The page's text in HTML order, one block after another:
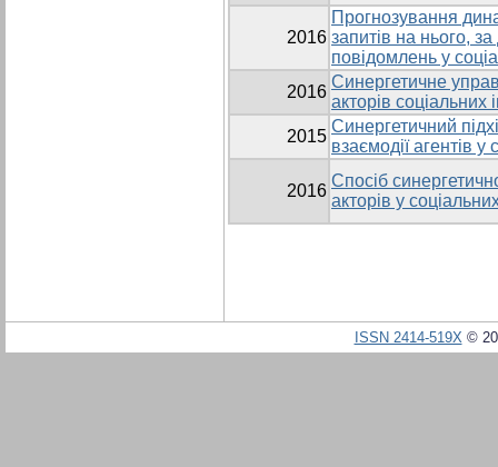
2016
Прогнозування
запитів на нього,
повідомлень у
2016
Синергетичне
акторів соціальних
2015
Синергетичний
взаємодії агентів у
2016
Спосіб
акторів у
ISSN 2414-519X©